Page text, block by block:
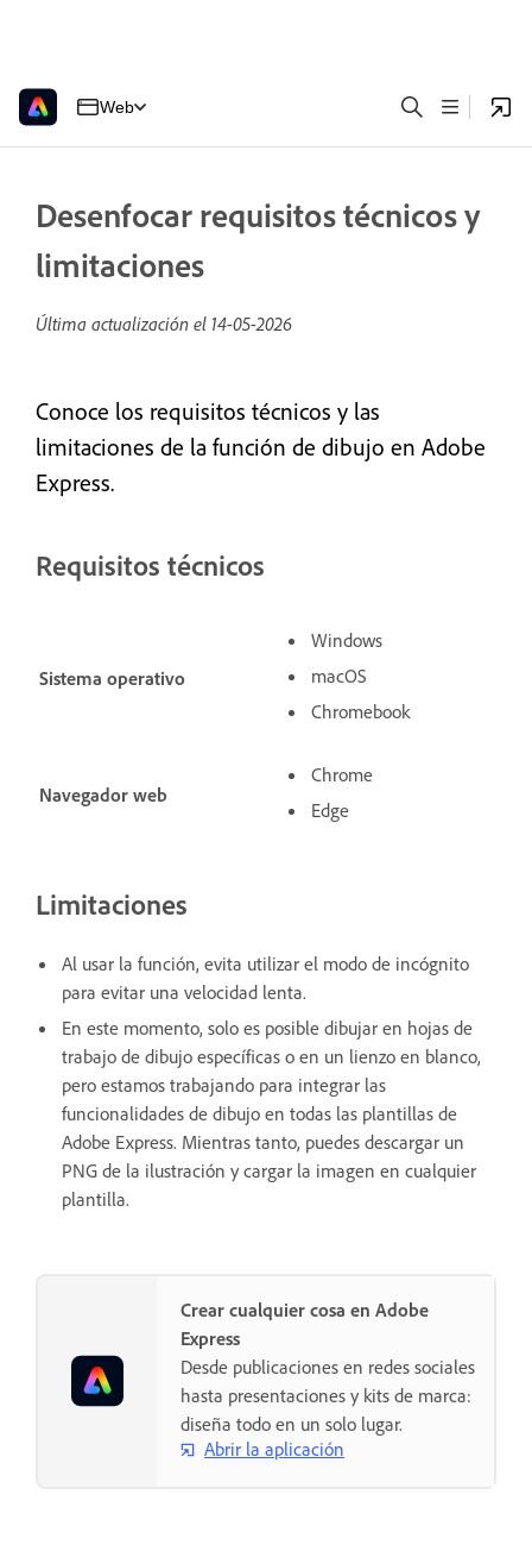
Web
Desenfocar requisitos técnicos y
limitaciones
Última actualización el 14-05-2026
Conoce los requisitos técnicos y las
limitaciones de la función de dibujo en Adobe
Express.
Requisitos técnicos
Sistema operativo
Windows
macOS
Chromebook
Navegador web
Chrome
Edge
Limitaciones
Al usar la función, evita utilizar el modo de incógnito
para evitar una velocidad lenta.
En este momento, solo es posible dibujar en hojas de
trabajo de dibujo específicas o en un lienzo en blanco,
pero estamos trabajando para integrar las
funcionalidades de dibujo en todas las plantillas de
Adobe Express. Mientras tanto, puedes descargar un
PNG de la ilustración y cargar la imagen en cualquier
plantilla.
Crear cualquier cosa en Adobe
Express
Desde publicaciones en redes sociales
hasta presentaciones y kits de marca:
diseña todo en un solo lugar.
Abrir la aplicación